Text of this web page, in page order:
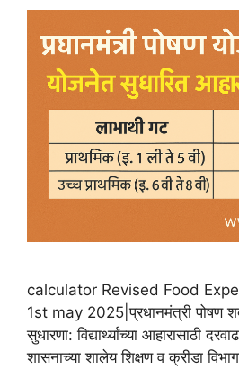
calculator Revised Food
1st may 2025|प्रधानमंत्री पोषण
सुधारणा: विद्यार्थ्यांच्या आहारासाठी
शासनाच्या शालेय शिक्षण व क्रीडा